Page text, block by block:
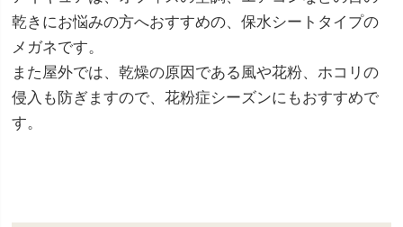
乾きにお悩みの方へおすすめの、保水シートタイプの
メガネです。
また屋外では、乾燥の原因である風や花粉、ホコリの
侵入も防ぎますので、花粉症シーズンにもおすすめで
す。